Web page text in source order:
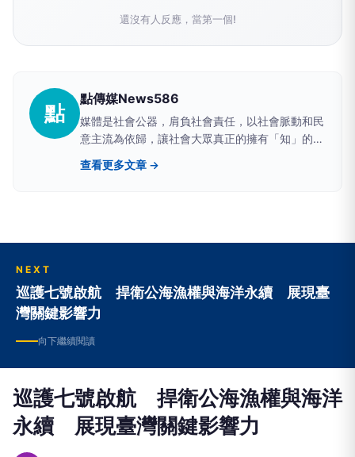
還沒有人反應，當第一個!
點
點傳媒News586
媒體是社會公器，肩負社會責任，以社會脈動和民
意主流為依歸，讓社會大眾真正的擁有「知」的權
利。
查看更多文章 →
NEXT
巡護七號啟航 捍衛公海漁權與海洋永續 展現臺
灣關鍵影響力
向下繼續閱讀
巡護七號啟航 捍衛公海漁權與海洋
永續 展現臺灣關鍵影響力